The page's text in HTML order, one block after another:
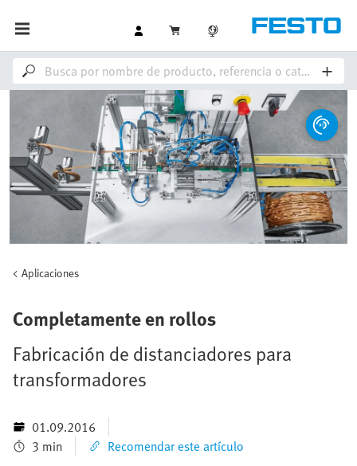
Aplicaciones
Completamente en rollos
Fabricación de distanciadores para
transformadores
01.09.2016
3 min
Recomendar este artículo